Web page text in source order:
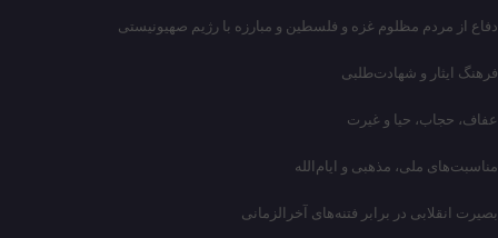
دفاع از مردم مظلوم غزه و فلسطین و مبارزه با رژیم صهیونیستی
فرهنگ ایثار و شهادت‌طلبی
عفاف، حجاب، حیا و غیرت
مناسبت‌های ملی، مذهبی و ایام‌الله
بصیرت انقلابی در برابر فتنه‌های آخرالزمانی